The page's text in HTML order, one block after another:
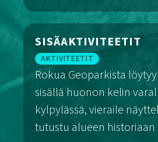
Patikointi
SISÄAKTIVITEETIT
AKTIVITEETIT
Rokua Geoparkista
sisällä huonon kelin
kylpylässä, vieraile
tutustu alueen historiaan